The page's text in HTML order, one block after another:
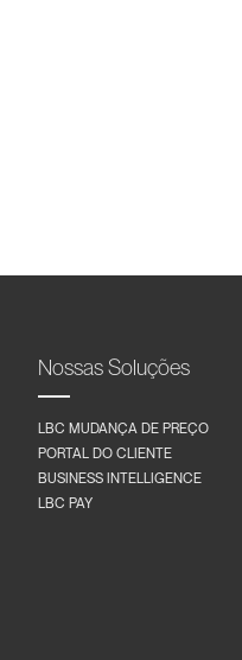
Nossas Soluções
LBC MUDANÇA DE PREÇO
PORTAL DO CLIENTE
BUSINESS INTELLIGENCE
LBC PAY